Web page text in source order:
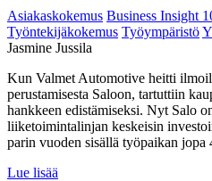
Asiakaskokemus Business Insight
Työntekijäkokemus Työympäristö
Jasmine Jussila
Kun Valmet Automotive heitti
perustamisesta Saloon, tartuttiin
hankkeen edistämiseksi. Nyt Salo
liiketoimintalinjan keskeisin
parin vuoden sisällä työpaikan jopa
Lue lisää